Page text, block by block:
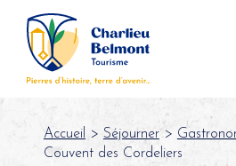
Accueil > Séjourner>
Couvent des Cordeliers
Panneau de gestion des cookies